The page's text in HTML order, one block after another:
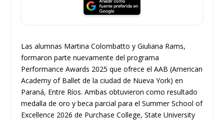
Las alumnas Martina Colombatto y Giuliana Rams,
formaron parte nuevamente del programa
Performance Awards 2025 que ofrece el AAB (American
Academy of Ballet de la ciudad de Nueva York) en
Paraná, Entre Ríos. Ambas obtuvieron como resultado
medalla de oro y beca parcial para el Summer School of
Excellence 2026 de Purchase College, State University